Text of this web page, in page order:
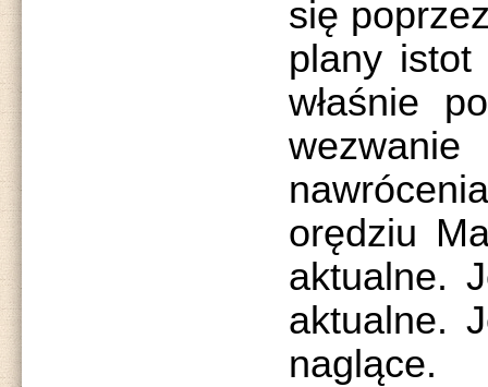
się
plany
właśnie
orędziu
aktualne.
aktualne.
naglące.